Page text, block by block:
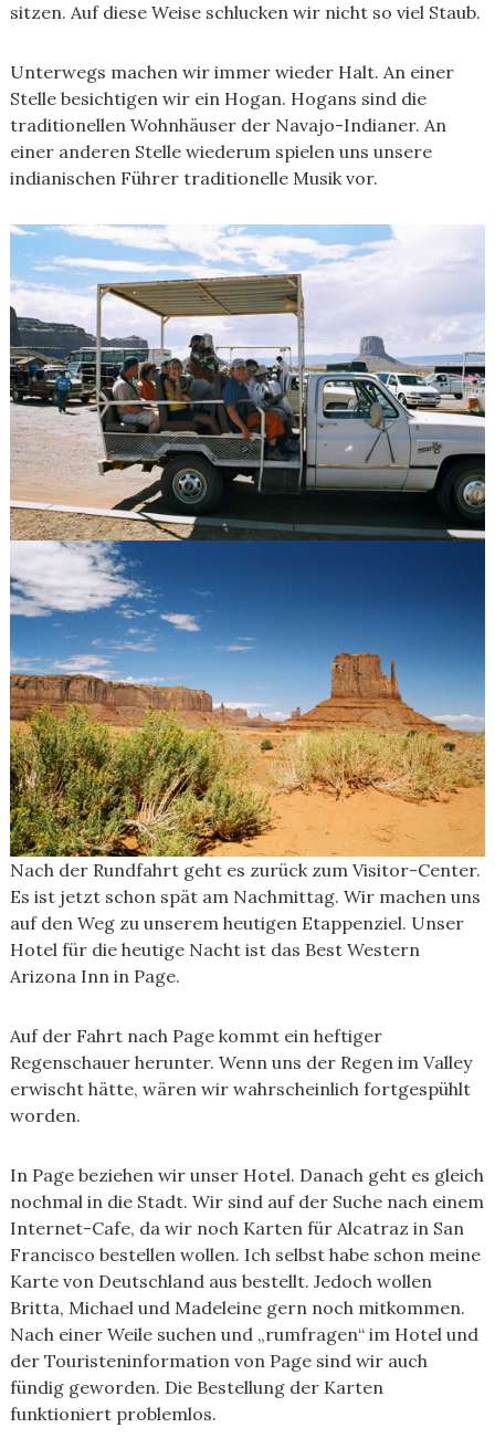
sitzen. Auf diese Weise schlucken wir nicht so viel Staub.
Unterwegs machen wir immer wieder Halt. An einer
Stelle besichtigen wir ein Hogan. Hogans sind die
traditionellen Wohnhäuser der Navajo-Indianer. An
einer anderen Stelle wiederum spielen uns unsere
indianischen Führer traditionelle Musik vor.
Nach der Rundfahrt geht es zurück zum Visitor-Center.
Es ist jetzt schon spät am Nachmittag. Wir machen uns
auf den Weg zu unserem heutigen Etappenziel. Unser
Hotel für die heutige Nacht ist das Best Western
Arizona Inn in Page.
Auf der Fahrt nach Page kommt ein heftiger
Regenschauer herunter. Wenn uns der Regen im Valley
erwischt hätte, wären wir wahrscheinlich fortgespühlt
worden.
In Page beziehen wir unser Hotel. Danach geht es gleich
nochmal in die Stadt. Wir sind auf der Suche nach einem
Internet-Cafe, da wir noch Karten für Alcatraz in San
Francisco bestellen wollen. Ich selbst habe schon meine
Karte von Deutschland aus bestellt. Jedoch wollen
Britta, Michael und Madeleine gern noch mitkommen.
Nach einer Weile suchen und „rumfragen“ im Hotel und
der Touristeninformation von Page sind wir auch
fündig geworden. Die Bestellung der Karten
funktioniert problemlos.